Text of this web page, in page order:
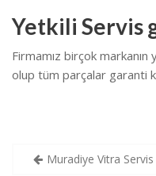
Yetkili Servis
Firmamız birçok
olup tüm parçalar garanti
YazıMuradiye Vitra Servis